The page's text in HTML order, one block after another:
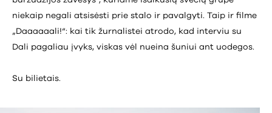
niekaip negali atsisėsti prie stalo ir pavalgyti. Taip ir filme
„Daaaaaali!“: kai tik žurnalistei atrodo, kad interviu su
Dali pagaliau įvyks, viskas vėl nueina šuniui ant uodegos.
Su bilietais.